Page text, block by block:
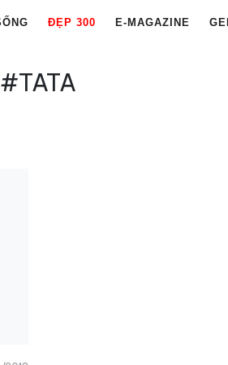
ĐẸP 300 E-MAGAZINE
#TATA